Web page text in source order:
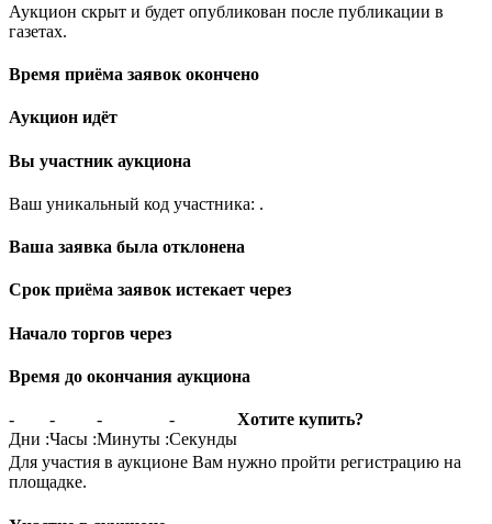
Аукцион скрыт и будет опубликован после публикации в
газетах.
Время приёма заявок окончено
Аукцион идёт
Вы участник аукциона
Ваш уникальный код участника: .
Ваша заявка была отклонена
Срок приёма заявок истекает через
Начало торгов через
Время до окончания аукциона
-
Дни :
-
Часы :
-
Минуты :
-
Секунды
Хотите купить?
Для участия в аукционе Вам нужно пройти регистрацию на
площадке.